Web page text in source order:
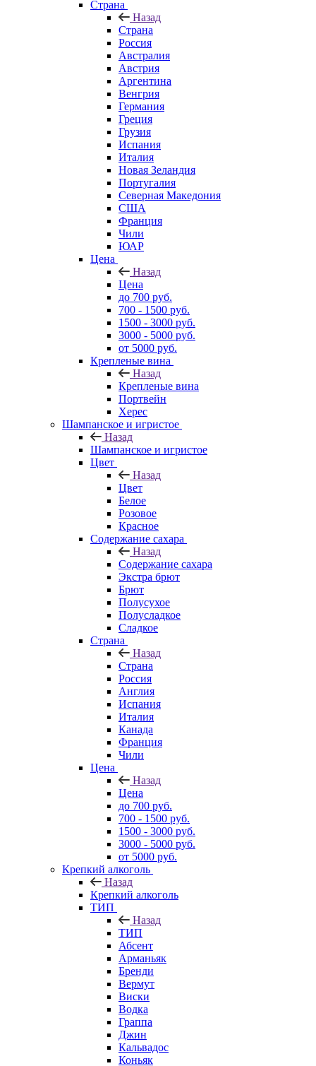
Страна
Назад
Страна
Россия
Австралия
Австрия
Аргентина
Венгрия
Германия
Греция
Грузия
Испания
Италия
Новая Зеландия
Португалия
Северная Македония
США
Франция
Чили
ЮАР
Цена
Назад
Цена
до 700 руб.
700 - 1500 руб.
1500 - 3000 руб.
3000 - 5000 руб.
от 5000 руб.
Крепленые вина
Назад
Крепленые вина
Портвейн
Херес
Шампанское и игристое
Назад
Шампанское и игристое
Цвет
Назад
Цвет
Белое
Розовое
Красное
Содержание сахара
Назад
Содержание сахара
Экстра брют
Брют
Полусухое
Полусладкое
Сладкое
Страна
Назад
Страна
Россия
Англия
Испания
Италия
Канада
Франция
Чили
Цена
Назад
Цена
до 700 руб.
700 - 1500 руб.
1500 - 3000 руб.
3000 - 5000 руб.
от 5000 руб.
Крепкий алкоголь
Назад
Крепкий алкоголь
ТИП
Назад
ТИП
Абсент
Арманьяк
Бренди
Вермут
Виски
Водка
Граппа
Джин
Кальвадос
Коньяк